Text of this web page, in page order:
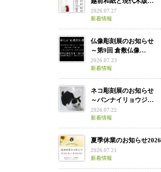
2026.07.27
新着情報
仏像彫刻展のお知らせ
～第9回 倉敷仏像…
2026.07.23
新着情報
ネコ彫刻展のお知らせ
～バンナイリョウジ…
2026.07.22
新着情報
夏季休業のお知らせ2026
2026.07.21
新着情報